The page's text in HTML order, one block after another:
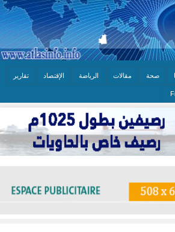
صحة مقالات الرياضة الإقتصاد تقارير